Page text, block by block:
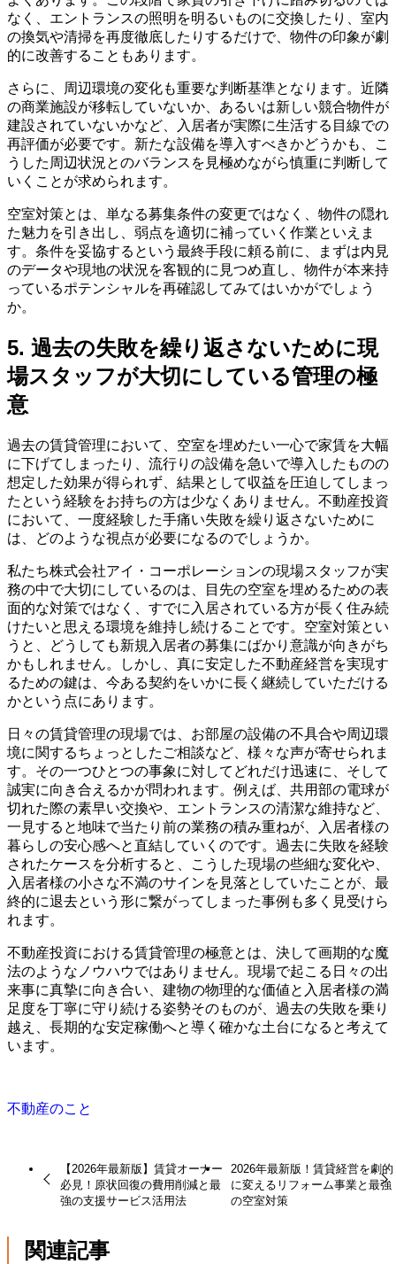
なく、エントランスの照明を明るいものに交換したり、室内
の換気や清掃を再度徹底したりするだけで、物件の印象が劇
的に改善することもあります。
さらに、周辺環境の変化も重要な判断基準となります。近隣
の商業施設が移転していないか、あるいは新しい競合物件が
建設されていないかなど、入居者が実際に生活する目線での
再評価が必要です。新たな設備を導入すべきかどうかも、こ
うした周辺状況とのバランスを見極めながら慎重に判断して
いくことが求められます。
空室対策とは、単なる募集条件の変更ではなく、物件の隠れ
た魅力を引き出し、弱点を適切に補っていく作業といえま
す。条件を妥協するという最終手段に頼る前に、まずは内見
のデータや現地の状況を客観的に見つめ直し、物件が本来持
っているポテンシャルを再確認してみてはいかがでしょう
か。
5. 過去の失敗を繰り返さないために現
場スタッフが大切にしている管理の極
意
過去の賃貸管理において、空室を埋めたい一心で家賃を大幅
に下げてしまったり、流行りの設備を急いで導入したものの
想定した効果が得られず、結果として収益を圧迫してしまっ
たという経験をお持ちの方は少なくありません。不動産投資
において、一度経験した手痛い失敗を繰り返さないために
は、どのような視点が必要になるのでしょうか。
私たち株式会社アイ・コーポレーションの現場スタッフが実
務の中で大切にしているのは、目先の空室を埋めるための表
面的な対策ではなく、すでに入居されている方が長く住み続
けたいと思える環境を維持し続けることです。空室対策とい
うと、どうしても新規入居者の募集にばかり意識が向きがち
かもしれません。しかし、真に安定した不動産経営を実現す
るための鍵は、今ある契約をいかに長く継続していただける
かという点にあります。
日々の賃貸管理の現場では、お部屋の設備の不具合や周辺環
境に関するちょっとしたご相談など、様々な声が寄せられま
す。その一つひとつの事象に対してどれだけ迅速に、そして
誠実に向き合えるかが問われます。例えば、共用部の電球が
切れた際の素早い交換や、エントランスの清潔な維持など、
一見すると地味で当たり前の業務の積み重ねが、入居者様の
暮らしの安心感へと直結していくのです。過去に失敗を経験
されたケースを分析すると、こうした現場の些細な変化や、
入居者様の小さな不満のサインを見落としていたことが、最
終的に退去という形に繋がってしまった事例も多く見受けら
れます。
不動産投資における賃貸管理の極意とは、決して画期的な魔
法のようなノウハウではありません。現場で起こる日々の出
来事に真摯に向き合い、建物の物理的な価値と入居者様の満
足度を丁寧に守り続ける姿勢そのものが、過去の失敗を乗り
越え、長期的な安定稼働へと導く確かな土台になると考えて
います。
不動産のこと
【2026年最新版】賃貸オーナー
必見！原状回復の費用削減と最
強の支援サービス活用法
2026年最新版！賃貸経営を劇的
に変えるリフォーム事業と最強
の空室対策
関連記事